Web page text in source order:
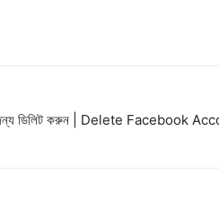
জন্য ডিলিট করুন | Delete Facebook